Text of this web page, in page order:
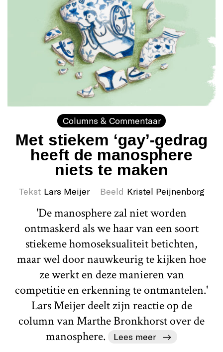
Columns & Commentaar
Met stiekem ‘gay’-gedrag
heeft de manosphere
niets te maken
Tekst Lars Meijer Beeld Kristel Peijnenborg
'De manosphere zal niet worden
ontmaskerd als we haar van een soort
stiekeme homoseksualiteit betichten,
maar wel door nauwkeurig te kijken hoe
ze werkt en deze manieren van
competitie en erkenning te ontmantelen.'
Lars Meijer deelt zijn reactie op de
column van Marthe Bronkhorst over de
manosphere.
Lees meer